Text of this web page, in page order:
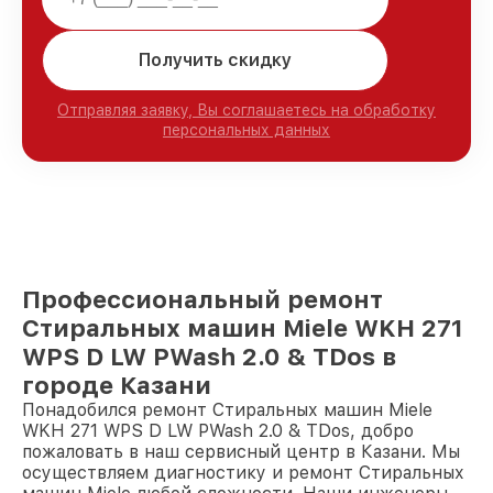
Получить скидку
Отправляя заявку, Вы соглашаетесь на обработку
персональных данных
Профессиональный ремонт
Стиральных машин Miele WKH 271
WPS D LW PWash 2.0 & TDos в
городе Казани
Понадобился ремонт Стиральных машин Miele
WKH 271 WPS D LW PWash 2.0 & TDos, добро
пожаловать в наш сервисный центр в Казани. Мы
осуществляем диагностику и ремонт Стиральных